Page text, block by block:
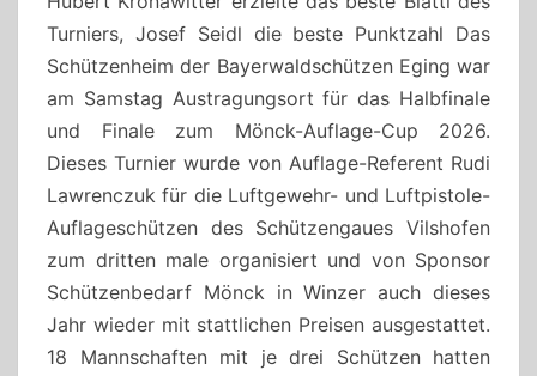
AUFLAGE-
BOCK”
Turniers, Josef Seidl die beste Punktzahl Das
Schützenheim der Bayerwaldschützen Eging war
am Samstag Austragungsort für das Halbfinale
und Finale zum Mönck-Auflage-Cup 2026.
Dieses Turnier wurde von Auflage-Referent Rudi
Lawrenczuk für die Luftgewehr- und Luftpistole-
Auflageschützen des Schützengaues Vilshofen
zum dritten male organisiert und von Sponsor
Schützenbedarf Mönck in Winzer auch dieses
Jahr wieder mit stattlichen Preisen ausgestattet.
18 Mannschaften mit je drei Schützen hatten